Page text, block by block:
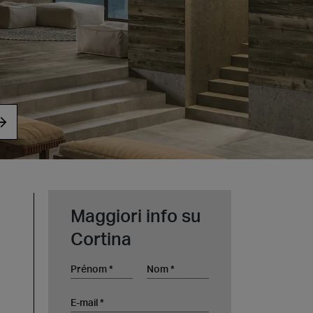
Work – Prague 2026
nos collections à Architect at Work à Prague, en
Rendez-nous visite au stand 49 les 17 et 18
Work –
Maggiori info su
Cortina
Prénom Nom
E-mail